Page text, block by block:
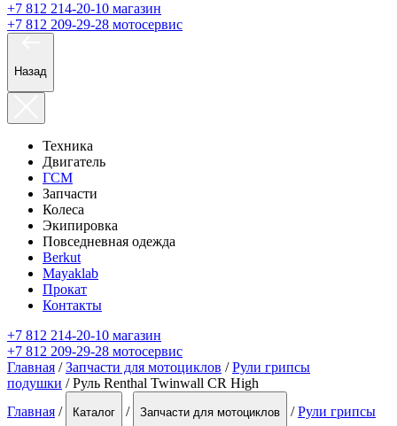
+7 812 214-20-10 магазин
+7 812 209-29-28 мотосервис
Назад
Техника
Двигатель
ГСМ
Запчасти
Колеса
Экипировка
Повседневная одежда
Berkut
Mayaklab
Прокат
Контакты
+7 812 214-20-10 магазин
+7 812 209-29-28 мотосервис
Главная /Запчасти для мотоциклов /Рули грипсы
подушки / Руль Renthal Twinwall CR High
Главная / Каталог / Запчасти для мотоциклов / Рули грипсы